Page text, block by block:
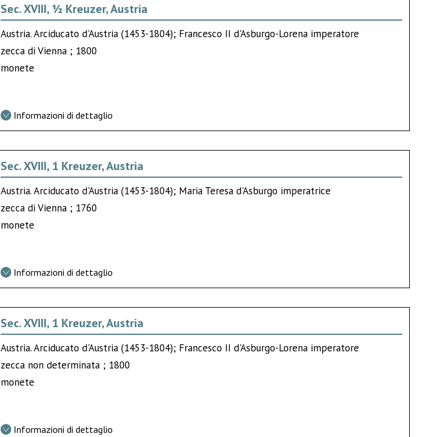
Sec. XVIII, ½ Kreuzer, Austria
Austria. Arciducato d'Austria (1453-1804); Francesco II d'Asburgo-Lorena imperatore
zecca di Vienna ; 1800
monete
Informazioni di dettaglio
Sec. XVIII, 1 Kreuzer, Austria
Austria. Arciducato d'Austria (1453-1804); Maria Teresa d'Asburgo imperatrice
zecca di Vienna ; 1760
monete
Informazioni di dettaglio
Sec. XVIII, 1 Kreuzer, Austria
Austria. Arciducato d'Austria (1453-1804); Francesco II d'Asburgo-Lorena imperatore
zecca non determinata ; 1800
monete
Informazioni di dettaglio